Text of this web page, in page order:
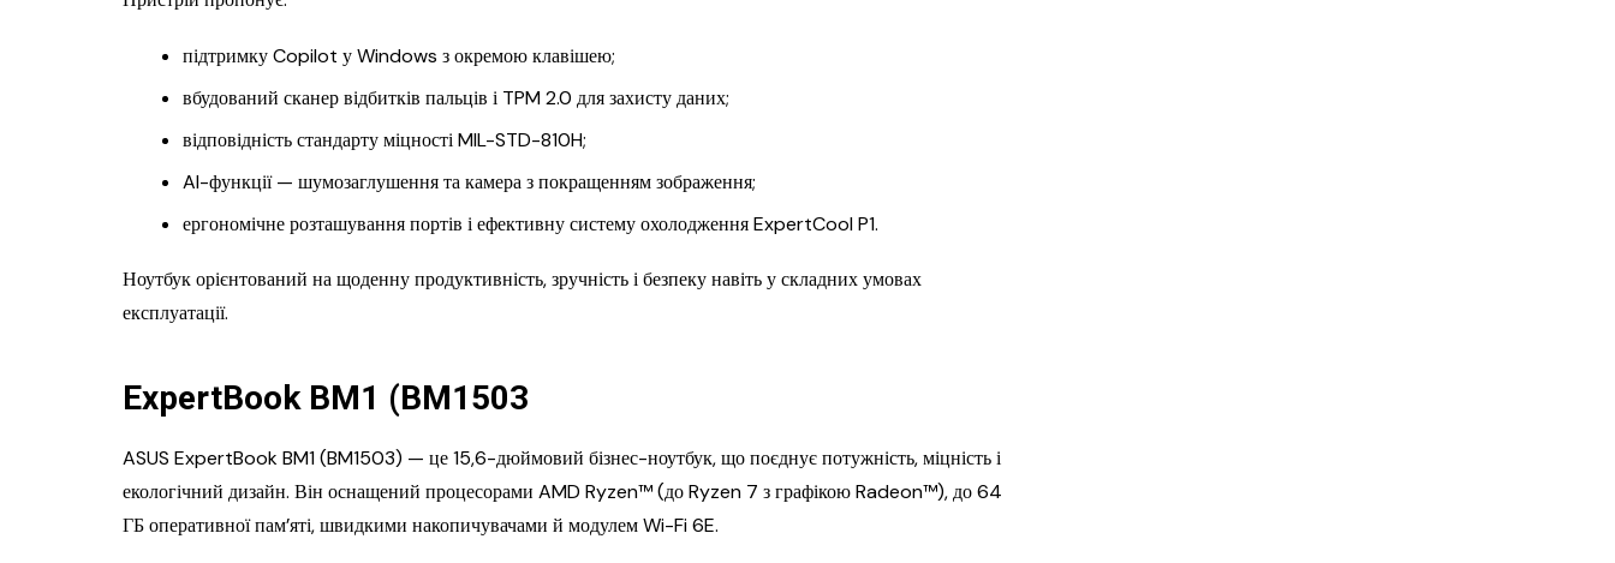
підтримку Copilot у Windows з окремою клавішею;
вбудований сканер відбитків пальців і TPM 2.0 для захисту даних;
відповідність стандарту міцності MIL-STD-810H;
AI-функції — шумозаглушення та камера з покращенням зображення;
ергономічне розташування портів і ефективну систему охолодження ExpertCool P1.
Ноутбук орієнтований на щоденну продуктивність, зручність і безпеку навіть у складних умовах
експлуатації.
ExpertBook BM1 (BM1503
ASUS ExpertBook BM1 (BM1503) — це 15,6-дюймовий бізнес-ноутбук, що поєднує потужність, міцність і
екологічний дизайн. Він оснащений процесорами AMD Ryzen™ (до Ryzen 7 з графікою Radeon™), до 64
ГБ оперативної пам’яті, швидкими накопичувачами й модулем Wi-Fi 6E.